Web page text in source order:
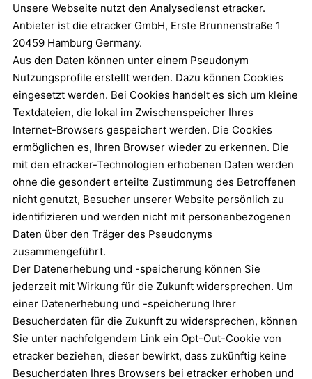
Unsere Webseite nutzt den Analysedienst etracker.
Anbieter ist die etracker GmbH, Erste Brunnenstraße 1
20459 Hamburg Germany.
Aus den Daten können unter einem Pseudonym
Nutzungsprofile erstellt werden. Dazu können Cookies
eingesetzt werden. Bei Cookies handelt es sich um kleine
Textdateien, die lokal im Zwischenspeicher Ihres
Internet-Browsers gespeichert werden. Die Cookies
ermöglichen es, Ihren Browser wieder zu erkennen. Die
mit den etracker-Technologien erhobenen Daten werden
ohne die gesondert erteilte Zustimmung des Betroffenen
nicht genutzt, Besucher unserer Website persönlich zu
identifizieren und werden nicht mit personenbezogenen
Daten über den Träger des Pseudonyms
zusammengeführt.
Der Datenerhebung und -speicherung können Sie
jederzeit mit Wirkung für die Zukunft widersprechen. Um
einer Datenerhebung und -speicherung Ihrer
Besucherdaten für die Zukunft zu widersprechen, können
Sie unter nachfolgendem Link ein Opt-Out-Cookie von
etracker beziehen, dieser bewirkt, dass zukünftig keine
Besucherdaten Ihres Browsers bei etracker erhoben und